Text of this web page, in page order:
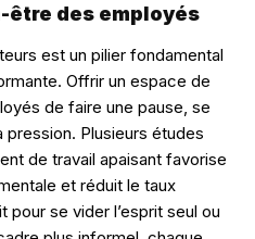
être des employés
est un pilier fondamental
Offrir un espace de
de faire une pause, se
Plusieurs études
de travail apaisant favorise
et réduit le taux
pour se vider l’esprit seul ou